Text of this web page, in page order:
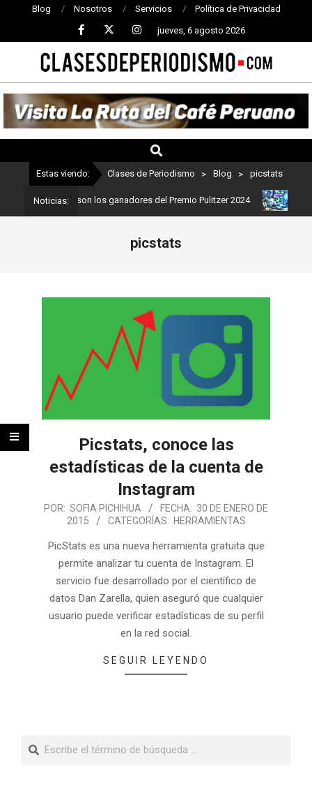
Blog Nosotros Servicios Política de Privacidad
jueves, 6 agosto 2026
CLASES
DE
PERIODISMO
Estas viendo: Clases de Periodismo > Blog > picstats
Noticias:
Estos son los ganadores del Premio Pulitzer 2024
picstats
Picstats, conoce las
estadísticas de la cuenta de
Instagram
POR: SOFIA PICHIHUA FECHA: 30 DE ENERO DE
2015
CATEGORÍAS: HERRAMIENTAS
PicStats es una nueva herramienta gratuita que
permite analizar tu cuenta de Instagram. El
servicio fue desarrollado por el científico de
datos Dan Zarella, quien aseguró que cualquier
usuario puede verificar estadísticas de su perfil
en la red social.
SEGUIR LEYENDO